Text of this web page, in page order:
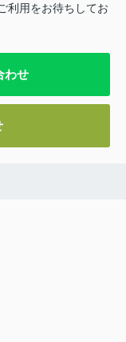
利用をお待ちしてお
わせ